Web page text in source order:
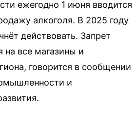
ежегодно 1 июня вводится
алкоголя. В 2025 году
действовать. Запрет
на все магазины и
говорится в сообщении
и